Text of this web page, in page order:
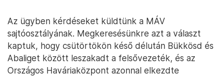
Az ügyben kérdéseket küldtünk a MÁV
sajtóosztályának. Megkeresésünkre azt a választ
kaptuk, hogy csütörtökön késő délután Bükkösd és
Abaliget között leszakadt a felsővezeték, és az
Országos Haváriaközpont azonnal elkezdte